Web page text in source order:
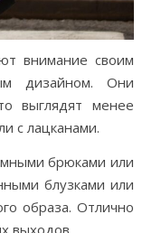
внимание своим
дизайном. Они
выглядят менее
с лацканами.
брюками или
блузками или
образа. Отлично